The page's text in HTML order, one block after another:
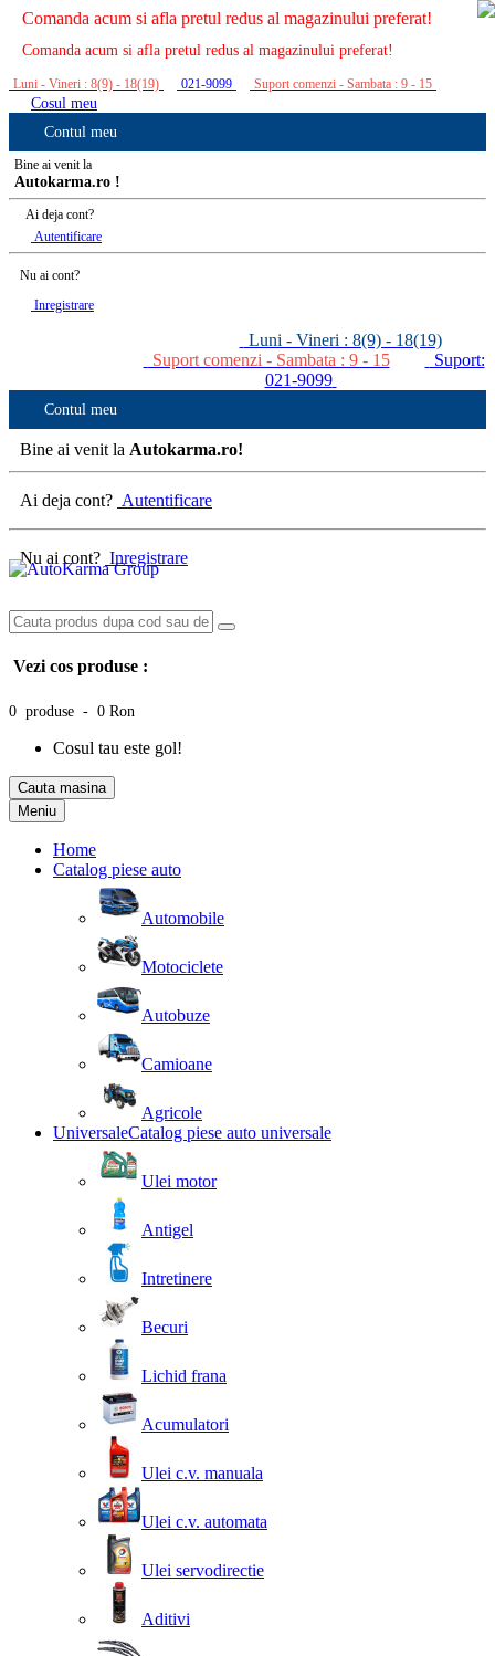
Comanda acum si afla pretul redus al magazinului preferat!
Comanda acum si afla pretul redus al magazinului preferat!
Luni - Vineri : 8(9) - 18(19) 021-9099 Suport comenzi - Sambata : 9 - 15
Cosul meu
Contul meu
Bine ai venit la
Autokarma.ro !
Ai deja cont?
Autentificare
Nu ai cont?
Inregistrare
Luni - Vineri : 8(9) - 18(19)
Suport comenzi - Sambata : 9 - 15
Suport:
021-9099
Contul meu
Bine ai venit la Autokarma.ro!
Ai deja cont? Autentificare
Nu ai cont? Inregistrare
Vezi cos produse :
0 produse - 0 Ron
Cosul tau este gol!
Cauta masina
Meniu
Home
Catalog piese auto
Automobile
Motociclete
Autobuze
Camioane
Agricole
UniversaleCatalog piese auto universale
Ulei motor
Antigel
Intretinere
Becuri
Lichid frana
Acumulatori
Ulei c.v. manuala
Ulei c.v. automata
Ulei servodirectie
Aditivi